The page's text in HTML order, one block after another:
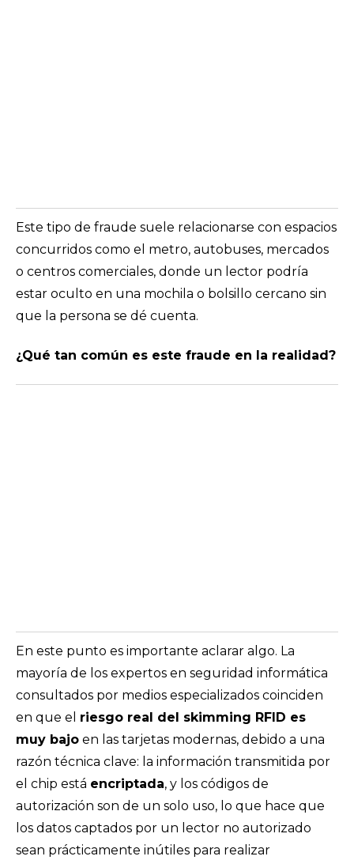
Este tipo de fraude suele relacionarse con espacios
concurridos como el metro, autobuses, mercados
o centros comerciales, donde un lector podría
estar oculto en una mochila o bolsillo cercano sin
que la persona se dé cuenta.
¿Qué tan común es este fraude en la realidad?
En este punto es importante aclarar algo. La
mayoría de los expertos en seguridad informática
consultados por medios especializados coinciden
en que el riesgo real del skimming RFID es
muy bajo en las tarjetas modernas, debido a una
razón técnica clave: la información transmitida por
el chip está encriptada, y los códigos de
autorización son de un solo uso, lo que hace que
los datos captados por un lector no autorizado
sean prácticamente inútiles para realizar